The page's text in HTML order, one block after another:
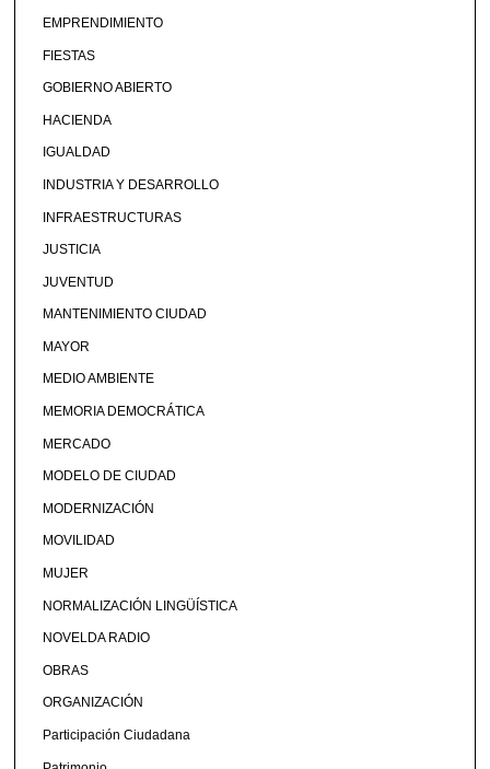
EMPRENDIMIENTO
FIESTAS
GOBIERNO ABIERTO
HACIENDA
IGUALDAD
INDUSTRIA Y DESARROLLO
INFRAESTRUCTURAS
JUSTICIA
JUVENTUD
MANTENIMIENTO CIUDAD
MAYOR
MEDIO AMBIENTE
MEMORIA DEMOCRÁTICA
MERCADO
MODELO DE CIUDAD
MODERNIZACIÓN
MOVILIDAD
MUJER
NORMALIZACIÓN LINGÜÍSTICA
NOVELDA RADIO
OBRAS
ORGANIZACIÓN
Participación Ciudadana